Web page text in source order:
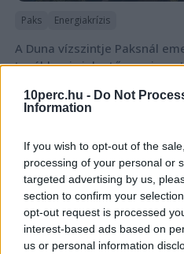
10perc.hu - Do Not
Information
If you wish to opt-out of the
processing of your personal or
targeted advertising by us,
section to confirm your
opt-out request is processed
interest-based ads based on
us or personal information
Paks Energiakrízis
A Duna vízszintje Paksnál
továbbra is jelentősen
BELFÖLD 2026. augusztus 7.
a parlament kedden